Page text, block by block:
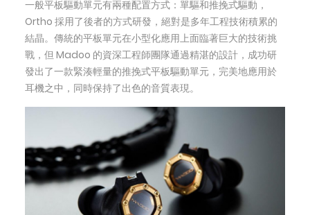
一般平板驅動單元有兩種配置方式：單驅和推挽式驅動，
Ortho 採用了後者的方式研發，絕對是多年工程技術積累的
結晶。傳統的平板單元在小型化應用上面臨著巨大的技術挑
戰，但 Madoo 的資深工程師團隊通過精湛的設計，成功研
發出了一款緊湊輕量的推挽式平板驅動單元，完美地應用於
耳機之中，同時保持了出色的音質表現。